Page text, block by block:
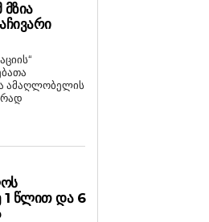
ამაღლობელის
1 ᲬᲚᲘᲗ ᲓᲐ 6